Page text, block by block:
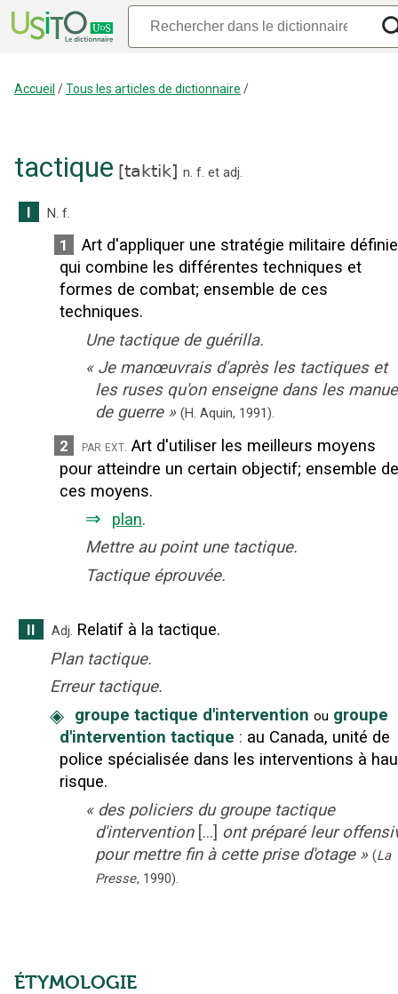
Accueil /Tous les articles de dictionnaire /
tactique [taktik] n. f. et adj.
I N. f.
1
Art d'appliquer une stratégie militaire
qui combine les différentes techniques et
formes de combat; ensemble de ces
techniques.
Une tactique de guérilla.
« Je manœuvrais d'après les tactiques et
les ruses qu'on enseigne dans les
de guerre » (H. Aquin, 1991).
2 par ext. Art d'utiliser les meilleurs moyens
pour atteindre un certain objectif; ensemble de
ces moyens.
⇒ plan.
Mettre au point une tactique.
Tactique éprouvée.
II Adj. Relatif à la tactique.
Plan tactique.
Erreur tactique.
◈ groupe tactique d'intervention ou groupe
d'intervention tactique : au Canada, unité de
police spécialisée dans les interventions à
risque.
« des policiers du groupe tactique
d'intervention [...] ont préparé leur
pour mettre fin à cette prise d'otage » (La
Presse, 1990).
ÉTYMOLOGIE